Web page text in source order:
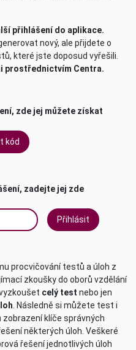
přihlášení do aplikace.
nový, ale přijdete o
které jste doposud vyřešili.
prostřednictvím Centra.
zde jej můžete získat
kód
zadejte jej zde
Přihlásit
procvičování testů a úloh z
zkoušky do oborů vzdělání
celý test nebo jen
. Následně si můžete test i
klíče správných
některých úloh. Veškeré
řešení jednotlivých úloh